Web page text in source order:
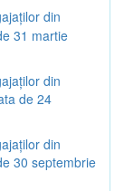
din
31 martie
din
de 24
din
30 septembrie